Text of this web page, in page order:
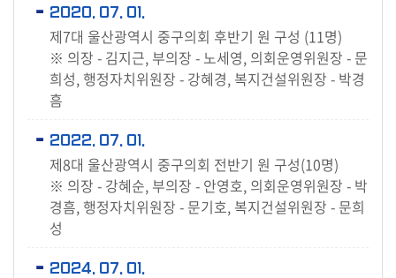
2020. 07. 01.
제7대 울산광역시 중구의회 후반기 원 구성 (11명)
※ 의장 - 김지근, 부의장 - 노세영, 의회운영위원장 - 문
희성, 행정자치위원장 - 강혜경, 복지건설위원장 - 박경
흠
2022. 07. 01.
제8대 울산광역시 중구의회 전반기 원 구성(10명)
※ 의장 - 강혜순, 부의장 - 안영호, 의회운영위원장 - 박
경흠, 행정자치위원장 - 문기호, 복지건설위원장 - 문희
성
2024. 07. 01.